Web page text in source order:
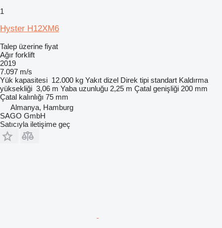
1
Hyster H12XM6
Talep üzerine fiyat
Ağır forklift
2019
7.097 m/s
Yük kapasitesi 12.000 kg Yakıt dizel Direk tipi standart Kaldırma
yüksekliği 3,06 m Yaba uzunluğu 2,25 m Çatal genişliği 200 mm
Çatal kalınlığı 75 mm
Almanya, Hamburg
SAGO GmbH
Satıcıyla iletişime geç